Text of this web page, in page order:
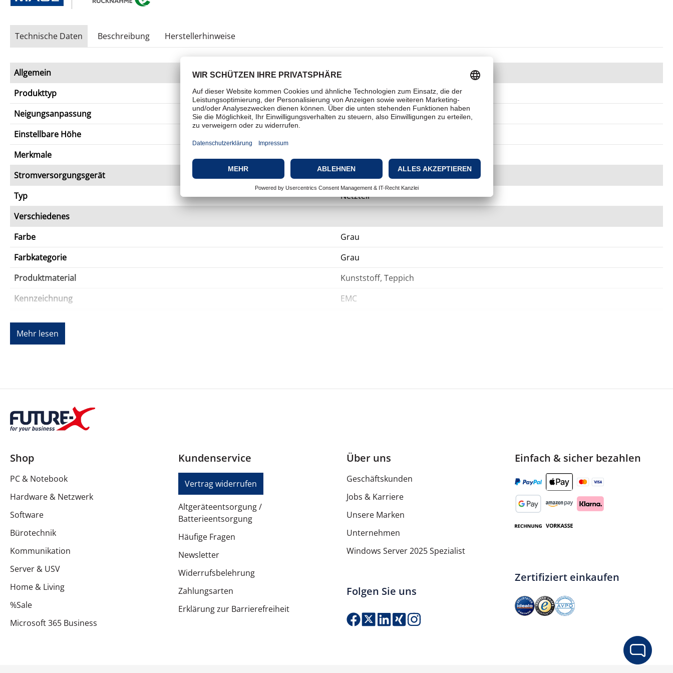
Technische Daten Beschreibung Herstellerhinweise
Allgemein
Produkttyp
Fußauflage
Neigungsanpassung
Ja
Einstellbare Höhe
Merkmale
Stromversorgungsgerät
Typ
Netzteil
Verschiedenes
Farbe
Grau
Farbkategorie
Grau
Produktmaterial
Kunststoff, Teppich
Kennzeichnung
EMC
Breite
Mehr lesen
Produkt Anzahl: Gib den gewünschten Wert ein oder
Shop
PC & Notebook
Hardware & Netzwerk
Software
Bürotechnik
Kommunikation
Server & USV
Home & Living
%Sale
Microsoft 365 Business
Kundenservice
Vertrag widerrufen
Altgeräteentsorgung /
Batterieentsorgung
Häufige Fragen
Newsletter
Widerrufsbelehrung
Zahlungsarten
Erklärung zur Barrierefreiheit
Über uns
Geschäftskunden
Jobs & Karriere
Unsere Marken
Unternehmen
Windows Server 2025 Spezialist
Folgen Sie uns
Einfach & sicher bezahlen
Zertifiziert einkaufen